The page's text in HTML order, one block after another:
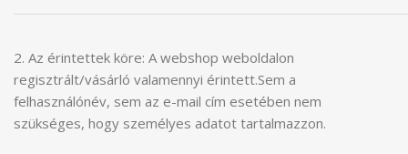
2. Az érintettek köre: A webshop weboldalon
regisztrált/vásárló valamennyi érintett.Sem a
felhasználónév, sem az e-mail cím esetében nem
szükséges, hogy személyes adatot tartalmazzon.